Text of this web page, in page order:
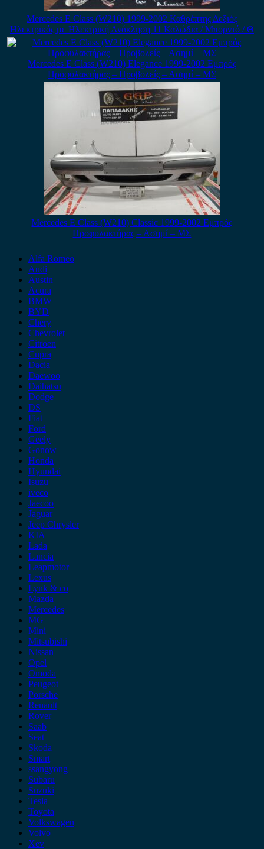
Mercedes E Class (W210) 1999-2002 Καθρέπτης Δεξιός
Ηλεκτρικός με Ηλεκτρική Ανάκληση 11 Καλώδια / Μπορντό / Θ
Mercedes E Class (W210) Elegance 1999-2002 Εμπρός
Προφυλακτήρας – Προβολείς – Ασημί – ΜΣ
Mercedes E Class (W210) Classic 1999-2002 Εμπρός
Προφυλακτήρας – Ασημί – ΜΣ
Alfa Romeo
Audi
Austin
Acura
BMW
BYD
Chery
Chevrolet
Citroen
Cupra
Dacia
Daewoo
Daihatsu
Dodge
DS
Fiat
Ford
Geely
Gonow
Honda
Hyundai
Isuzu
iveco
Jaecoo
Jaguar
Jeep Chrysler
KIA
Lada
Lancia
Leapmotor
Lexus
Lynk & co
Mazda
Mercedes
MG
Mini
Mitsubishi
Nissan
Opel
Omoda
Peugeot
Porsche
Renault
Rover
Saab
Seat
Skoda
Smart
ssangyong
Subaru
Suzuki
Tesla
Toyota
Volkswagen
Volvo
Xev